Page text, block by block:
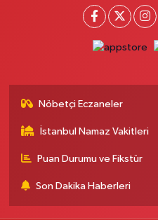
0 (216) 755 01 02 Yol Tarifi
Çağdaş Eczanesi
Buse Eczanesi
Nöbetçi Eczaneler
İstanbul Namaz Vakitleri
Puan Durumu ve Fikstür
Son Dakika Haberleri